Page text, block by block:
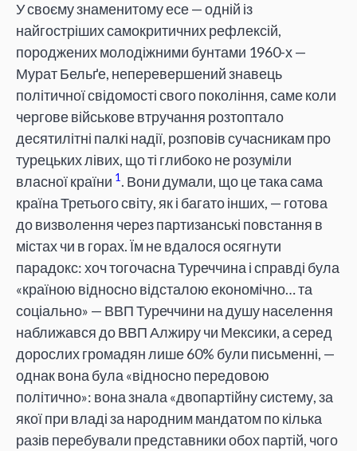
У своєму знаменитому есе — одній із
найгостріших самокритичних рефлексій,
породжених молодіжними бунтами 1960-х —
Мурат Бельґе, неперевершений знавець
політичної свідомості свого покоління, саме коли
чергове військове втручання розтоптало
десятилітні палкі надії, розповів сучасникам про
турецьких лівих, що ті глибоко не розуміли
власної країни 1 . Вони думали, що це така сама
країна Третього світу, як і багато інших, — готова
до визволення через партизанські повстання в
містах чи в горах. Їм не вдалося осягнути
парадокс: хоч тогочасна Туреччина і справді була
«країною відносно відсталою економічно… та
соціально» — ВВП Туреччини на душу населення
наближався до ВВП Алжиру чи Мексики, а серед
дорослих громадян лише 60% були письменні, —
однак вона була «відносно передовою
політично»: вона знала «двопартійну систему, за
якої при владі за народним мандатом по кілька
разів перебували представники обох партій, чого